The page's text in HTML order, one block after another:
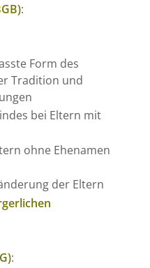
:
Form des
Tradition und
bei Eltern mit
ohne Ehenamen
der Eltern
: